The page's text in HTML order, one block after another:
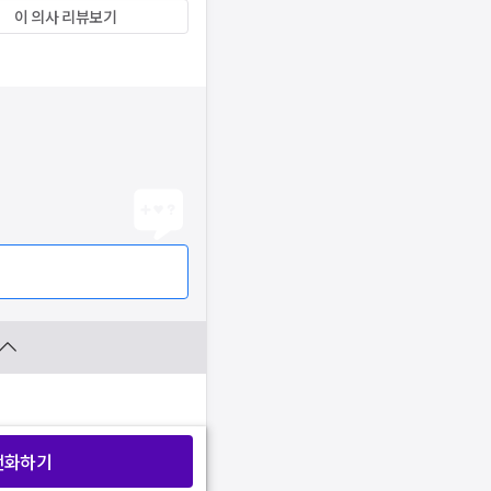
이 의사 리뷰보기
화하기